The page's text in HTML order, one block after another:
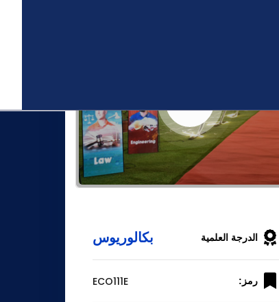
الدرجة العلمية بكالوريوس
رمز: ECO111E